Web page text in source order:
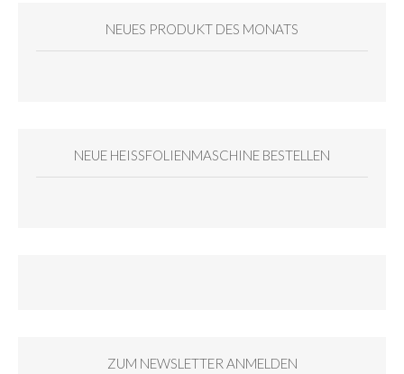
NEUES PRODUKT DES MONATS
NEUE HEISSFOLIENMASCHINE BESTELLEN
ZUM NEWSLETTER ANMELDEN